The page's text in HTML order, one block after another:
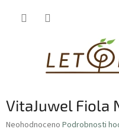
VitaJuwel Fiola
Průměrné
Neohodnoceno Podrobnosti